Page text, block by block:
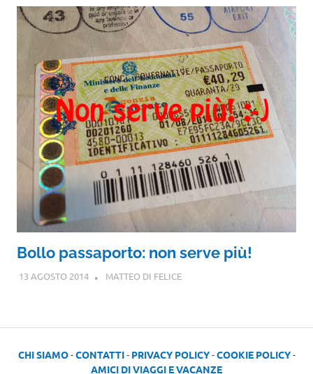
Bollo passaporto: non serve più!
13 AGOSTO 2014 MATTEO DI FELICE
CHI SIAMO-CONTATTI- PRIVACY POLICY-COOKIE POLICY-
AMICI DI VIAGGI E VACANZE